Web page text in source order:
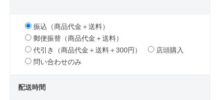
振込（商品代金＋送料）
郵便振替（商品代金＋送料）
代引き（商品代金＋送料＋300円）
店頭購入
問い合わせのみ
配送時間